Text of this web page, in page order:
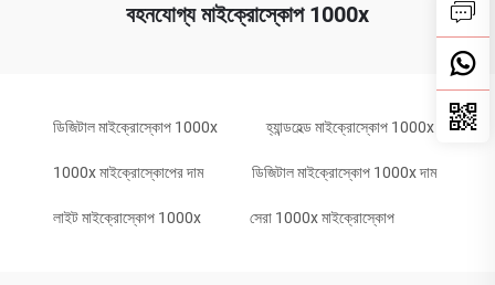
বহনযোগ্য মাইক্রোস্কোপ 1000x
ডিজিটাল মাইক্রোস্কোপ 1000x হ্যান্ডহেল্ড মাইক্রোস্কোপ 1000x
1000x মাইক্রোস্কোপের দাম ডিজিটাল মাইক্রোস্কোপ 1000x দাম
লাইট মাইক্রোস্কোপ 1000x সেরা 1000x মাইক্রোস্কোপ